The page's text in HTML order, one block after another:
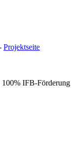
Projektseite
100% IFB-Förderung